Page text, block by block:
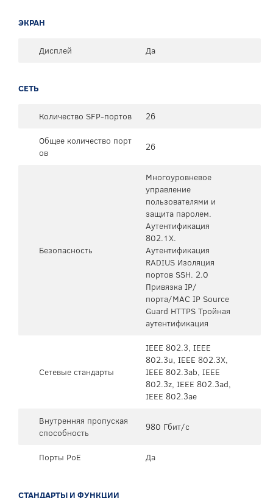
ЭКРАН
Дисплей Да
СЕТЬ
Количество SFP-портов
26
Общее количество порт
ов
26
Безопасность
Многоуровневое
управление
пользователями и
защита паролем.
Аутентификация
802.1X.
Аутентификация
RADIUS Изоляция
портов SSH. 2.0
Привязка IP/
порта/MAC IP Source
Guard HTTPS Тройная
аутентификация
Сетевые стандарты
IEEE 802.3, IEEE
802.3u, IEEE 802.3X,
IEEE 802.3ab, IEEE
802.3z, IEEE 802.3ad,
IEEE 802.3ae
Внутренняя пропуская
способность
980 Гбит/с
Порты PoE Да
СТАНДАРТЫ И ФУНКЦИИ